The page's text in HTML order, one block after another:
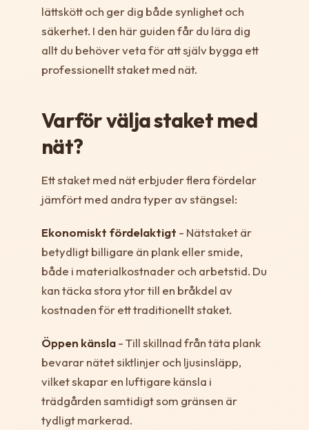
lättskött och ger dig både synlighet och
säkerhet. I den här guiden får du lära dig
allt du behöver veta för att själv bygga ett
professionellt staket med nät.
Varför välja staket med
nät?
Ett staket med nät erbjuder flera fördelar
jämfört med andra typer av stängsel:
Ekonomiskt fördelaktigt - Nätstaket är
betydligt billigare än plank eller smide,
både i materialkostnader och arbetstid. Du
kan täcka stora ytor till en bråkdel av
kostnaden för ett traditionellt staket.
Öppen känsla- Till skillnad från täta plank
bevarar nätet siktlinjer och ljusinsläpp,
vilket skapar en luftigare känsla i
trädgården samtidigt som gränsen är
tydligt markerad.